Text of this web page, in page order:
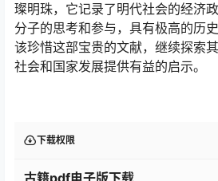
璨明珠，它记录了明代社会的经济
分子的思考和参与，具有极高的历
该珍惜这部宝贵的文献，继续探索
社会和国家发展提供有益的启示。
下载权限
古籍pdf电子版下载